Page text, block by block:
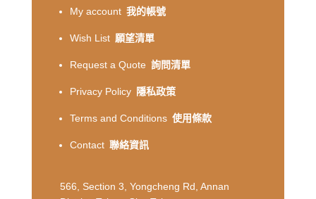
My account 我的帳號
Wish List 願望清單
Request a Quote 詢問清單
Privacy Policy 隱私政策
Terms and Conditions 使用條款
Contact 聯絡資訊
566, Section 3, Yongcheng Rd, Annan